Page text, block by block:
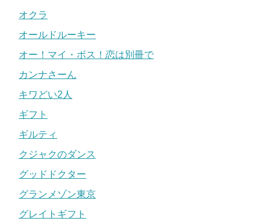
オクラ
オールドルーキー
オー！マイ・ボス！恋は別冊で
カンナさーん
キワどい2人
ギフト
ギルティ
クジャクのダンス
グッドドクター
グランメゾン東京
グレイトギフト